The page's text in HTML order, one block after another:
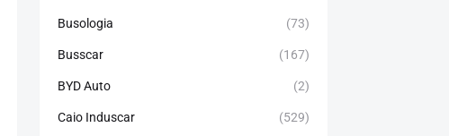
Busologia (73)
Busscar (167)
BYD Auto (2)
Caio Induscar (529)